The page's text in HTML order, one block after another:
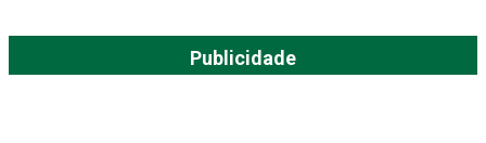
Publicidade